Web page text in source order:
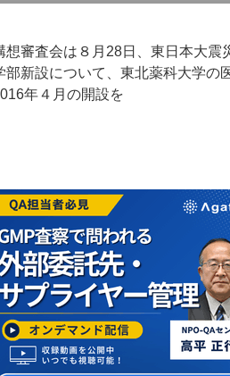
審査会は８月28日、東日本大震
新設について、東北薬科大学の
年４月の開設を